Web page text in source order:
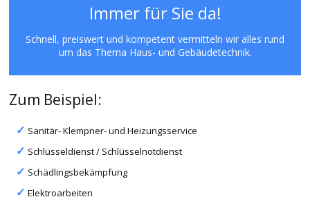
Immer für Sie da!
Schnell, preiswert und kompetent vermitteln wir alles rund
um das Thema Haus- und Gebäudetechnik.
Zum Beispiel:
Sanitär- Klempner- und Heizungsservice
Schlüsseldienst / Schlüsselnotdienst
Schädlingsbekämpfung
Elektroarbeiten